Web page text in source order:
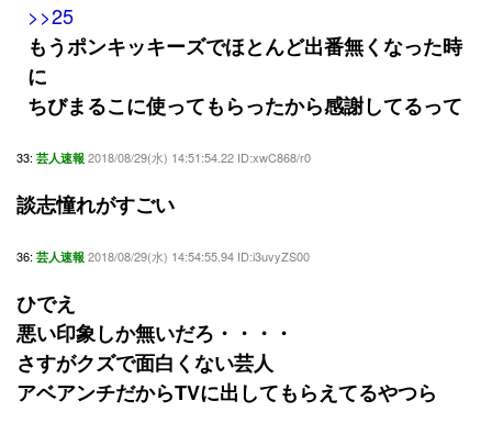
>>25
もうポンキッキーズでほとんど出番無くなった時
に
ちびまるこに使ってもらったから感謝してるって
33: 芸人速報 2018/08/29(水) 14:51:54.22 ID:xwC868/r0
談志憧れがすごい
36: 芸人速報 2018/08/29(水) 14:54:55.94 ID:i3uvyZS00
ひでえ
悪い印象しか無いだろ・・・・
さすがクズで面白くない芸人
アベアンチだからTVに出してもらえてるやつら